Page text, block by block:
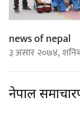
news of nepal
३ असार २०७४,
नेपाल